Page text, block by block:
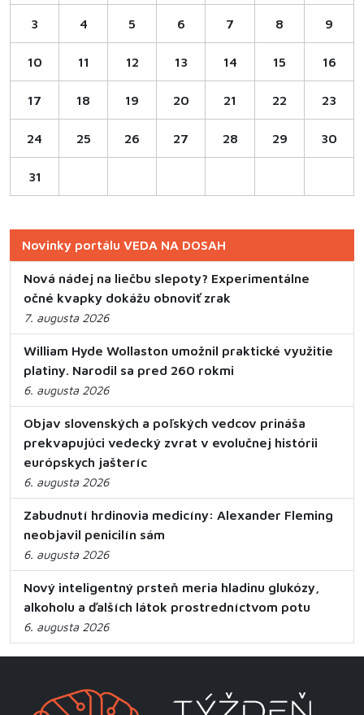
3 4 5 6 7 8 9
10 11 12 13 14 15 16
17 18 19 20 21 22 23
24 25 26 27 28 29 30
31
Novinky portálu VEDA NA DOSAH
Nová nádej na liečbu slepoty? Experimentálne
očné kvapky dokážu obnoviť zrak
7. augusta 2026
William Hyde Wollaston umožnil praktické využitie
platiny. Narodil sa pred 260 rokmi
6. augusta 2026
Objav slovenských a poľských vedcov prináša
prekvapujúci vedecký zvrat v evolučnej histórii
európskych jašteríc
6. augusta 2026
Zabudnutí hrdinovia medicíny: Alexander Fleming
neobjavil penicilín sám
6. augusta 2026
Nový inteligentný prsteň meria hladinu glukózy,
alkoholu a ďalších látok prostredníctvom potu
6. augusta 2026